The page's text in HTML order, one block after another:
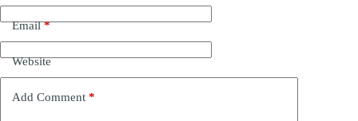
Email*
Website
Add Comment *